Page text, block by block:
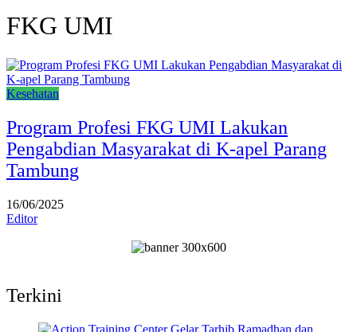
FKG UMI
Kesehatan
Program Profesi FKG UMI Lakukan
Pengabdian Masyarakat di K-apel Parang
Tambung
16/06/2025
Editor
Terkini